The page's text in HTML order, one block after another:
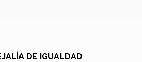
DE IGUALDAD